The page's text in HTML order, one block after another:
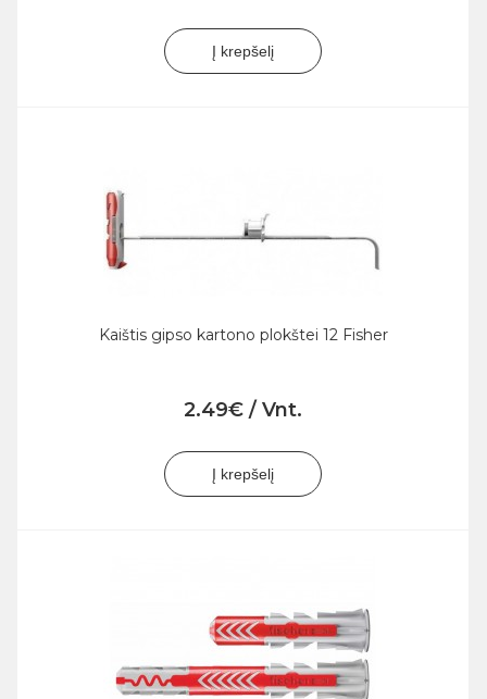
Į krepšelį
Kaištis gipso kartono plokštei 12 Fisher
2.49€ / Vnt.
Į krepšelį